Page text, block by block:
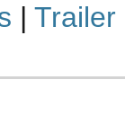
| Trailer